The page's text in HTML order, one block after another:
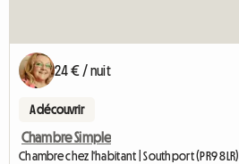
24 € / nuit
A découvrir
Chambre Simple
Chambre chez l'habitant | Southport (PR9 8LR)